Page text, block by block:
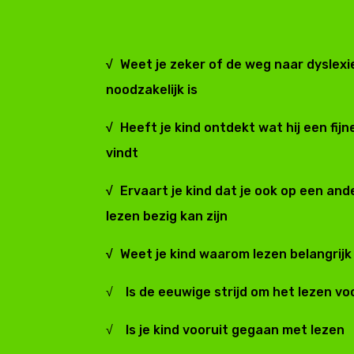
√Weet je zeker of de weg naar
noodzakelijk is
√
Heeft je kind ontdekt wat hij een
vindt
√
Ervaart je kind dat je ook op een
lezen bezig kan zijn
√Weet je kind waarom lezen belangrijk
√ Is de eeuwige strijd om het lezen
√ Is je kind vooruit gegaan met lezen